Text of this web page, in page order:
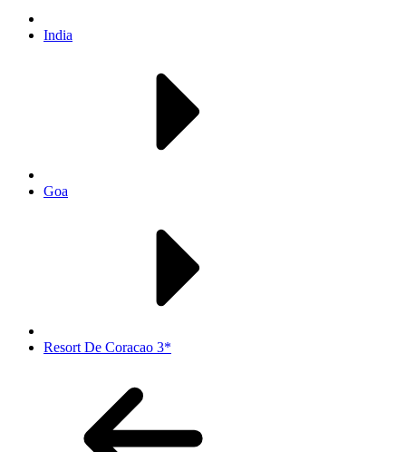
India
Goa
Resort De Coracao 3*